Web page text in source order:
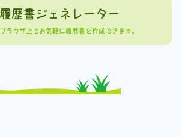
履歴書ジェネレーター
ブラウザ上でお気軽に履歴書を作成できます。